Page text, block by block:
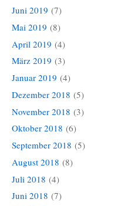
Juni 2019 (7)
Mai 2019 (8)
April 2019 (4)
März 2019 (3)
Januar 2019 (4)
Dezember 2018 (5)
November 2018 (3)
Oktober 2018 (6)
September 2018 (5)
August 2018 (8)
Juli 2018 (4)
Juni 2018 (7)